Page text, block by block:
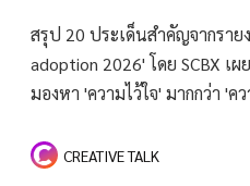
สรุป 20 ประเด็นสำคัญจากราย
adoption 2026' โดย SCBX
มองหา 'ความไว้ใจ' มากกว่า 'ค
CREATIVE TALK